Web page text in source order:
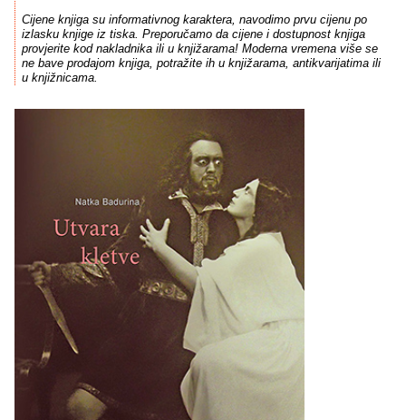
Cijene knjiga su informativnog karaktera, navodimo prvu cijenu po
izlasku knjige iz tiska. Preporučamo da cijene i dostupnost knjiga
provjerite kod nakladnika ili u knjižarama! Moderna vremena više se
ne bave prodajom knjiga, potražite ih u knjižarama, antikvarijatima ili
u knjižnicama.